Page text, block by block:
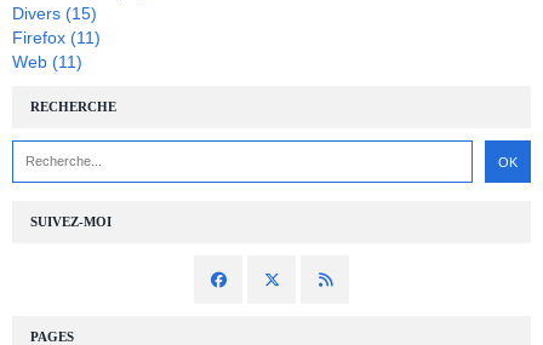
SUIVEZ-MOI
RECHERCHE
PAGES
Divers (15)
Firefox (11)
Web (11)